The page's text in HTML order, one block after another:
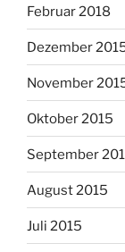
Februar 2018
Dezember
November
Oktober 2015
September
August 2015
Juli 2015